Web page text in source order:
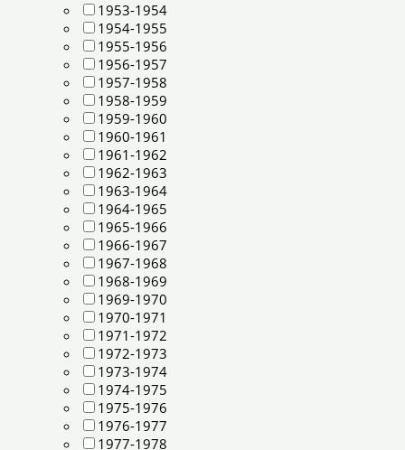
1953-1954
1954-1955
1955-1956
1956-1957
1957-1958
1958-1959
1959-1960
1960-1961
1961-1962
1962-1963
1963-1964
1964-1965
1965-1966
1966-1967
1967-1968
1968-1969
1969-1970
1970-1971
1971-1972
1972-1973
1973-1974
1974-1975
1975-1976
1976-1977
1977-1978